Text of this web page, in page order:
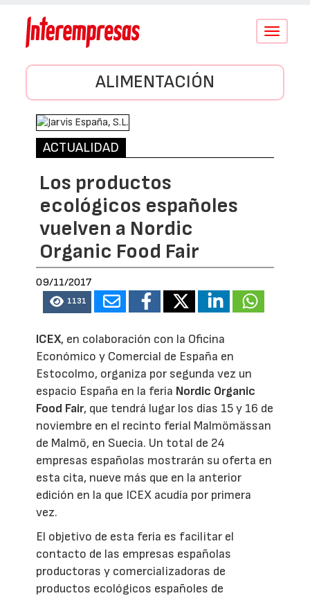
Conmutar
ALIMENTACIÓN
ACTUALIDAD
Los productos
ecológicos españoles
vuelven a Nordic
Organic Food Fair
09/11/2017
1131
ICEX, en colaboración con la Oficina
Económico y Comercial de España en
Estocolmo, organiza por segunda vez un
espacio España en la feria Nordic Organic
Food Fair, que tendrá lugar los días 15 y 16 de
noviembre en el recinto ferial Malmömässan
de Malmö, en Suecia. Un total de 24
empresas españolas mostrarán su oferta en
esta cita, nueve más que en la anterior
edición en la que ICEX acudía por primera
vez.
El objetivo de esta feria es facilitar el
contacto de las empresas españolas
productoras y comercializadoras de
productos ecológicos españoles de